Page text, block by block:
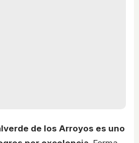
de los Arroyos es uno